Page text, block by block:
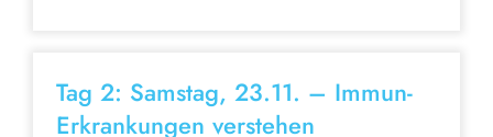
Tag 2: Samstag, 23.11. – Immun-
Erkrankungen verstehen